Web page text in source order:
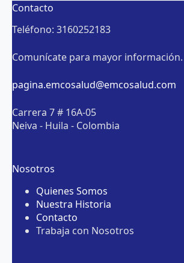
Contacto
Teléfono: 3160252183
Comunícate para mayor información.
pagina.emcosalud@emcosalud.com
Carrera 7 # 16A-05
Neiva - Huila - Colombia
Nosotros
Quienes Somos
Nuestra Historia
Contacto
Trabaja con Nosotros